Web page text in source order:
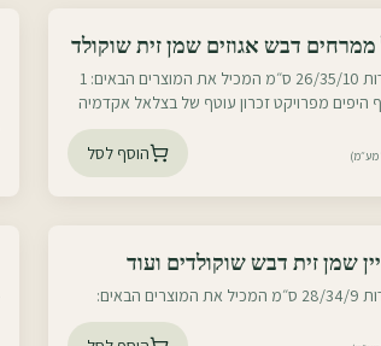
מארז גלי- שפע של ממרחים דבש אגוזים שמן זית שוקולד
מארז מזוודה מעוצב במידות 26/35/10 ס״מ המכיל את המוצרים הבאים: 1
היפים מפרויקט זכרון עוטף של בצלאל אקדמיה
הוסף לסל
שמן זית דבש שוקולדים ועוד